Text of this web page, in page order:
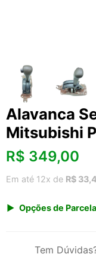
Alavanca
Mitsubishi
R$ 349,00
Em até 12x de R$
Opções de
2x de R$ 187,06
Tem